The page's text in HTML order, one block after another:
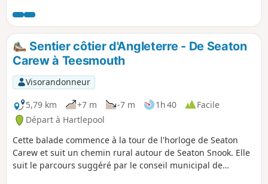
villages ainsi que des terres agricoles et des bois, en
passant par Crimdon Beck et Bellows Burn.
Sentier côtier d'Angleterre - De Seaton
Carew à Teesmouth
Visorandonneur
5,79 km
+7 m -7 m 1h 40
Facile
Départ à Hartlepool
Cette balade commence à la tour de l'horloge de Seaton
Carew et suit un chemin rural autour de Seaton Snook. Elle
suit le parcours suggéré par le conseil municipal de